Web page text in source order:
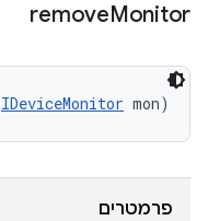
removeMonitor
IDeviceMonitor mon)
פרמטרים